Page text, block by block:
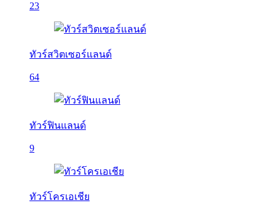
23
ทัวร์สวิตเซอร์แลนด์
64
ทัวร์ฟินแลนด์
9
ทัวร์โครเอเชีย